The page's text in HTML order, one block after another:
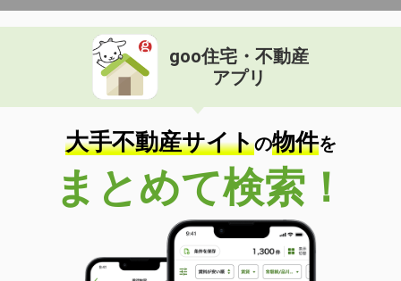
山形県米沢市駅前３丁目
価 格
住 所
山形県米沢市駅前３丁目
専有面積 29.81m²
間取り
ワンルーム
山形県米沢市通町５
価 格
5万円
山形県米沢市通町５
45.77m²
間取り
1LDK
goo住宅・不動産
アプリ
大手不動産サイトの物件を
まとめて検索！